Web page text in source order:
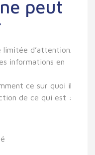
peut
d’attention.
informations en
ce sur quoi il
de ce qui est :